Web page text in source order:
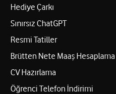
Hediye Çarkı
Sınırsız ChatGPT
Resmi Tatiller
Brütten Nete Maaş Hesaplama
CV Hazırlama
Öğrenci Telefon İndirimi